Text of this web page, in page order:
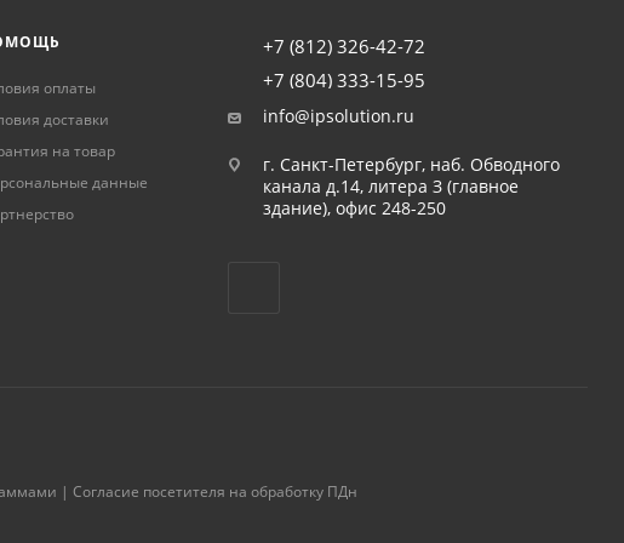
оплаты
доставки
на товар
данные
+7 (812) 326-42-72
+7 (804) 333-15-95
info@ipsolution.ru
г. Санкт-Петербург, наб. Обводного
канала д.14, литера З (главное
здание), офис 248-250
| Согласие посетителя на обработку ПДн